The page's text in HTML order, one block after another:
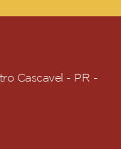
Cascavel - PR -